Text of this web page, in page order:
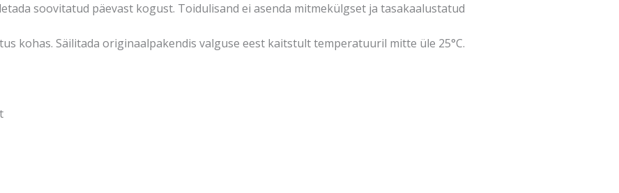
soovitatud päevast kogust. Toidulisand ei asenda mitmekülgset ja tasakaalustatud
kohas. Säilitada originaalpakendis valguse eest kaitstult temperatuuril mitte üle 25°C.